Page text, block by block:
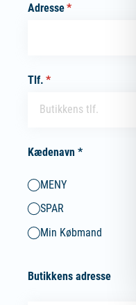
Adresse*
(påkrævet)
Tlf. *
(påkrævet)
Kædenavn *
Kaede*
(påkrævet)
MENY
SPAR
Min Købmand
Butikkens adresse